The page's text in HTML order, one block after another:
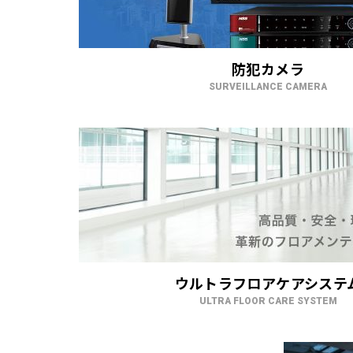
防犯カメラ
SURVEILLANCE CAMERA
ウルトラフロアケアシステ
ULTRA FLOOR CARE SYSTEM